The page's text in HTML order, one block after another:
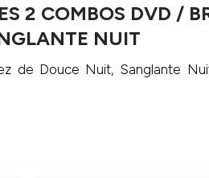
2 COMBOS DVD /
NUIT
de Douce Nuit, Sanglante